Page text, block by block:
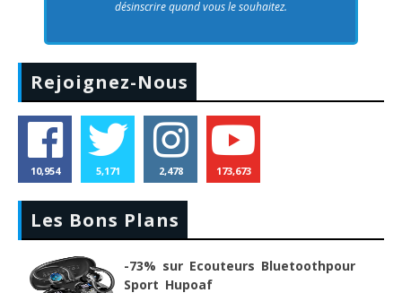
désinscrire quand vous le souhaitez.
Rejoignez-Nous
10,954 5,171 2,478 173,673
Les Bons Plans
-73% sur Ecouteurs Bluetoothpour
Sport Hupoaf